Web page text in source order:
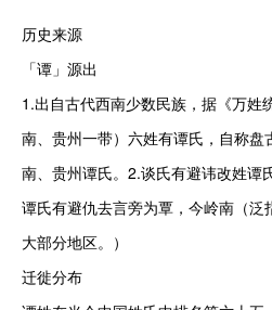
历史来源
「谭」源出
1.出自古代西南少数民族，据《万姓
南、贵州一带）六姓有谭氏，自称盘
南、贵州谭氏。2.谈氏有避讳改姓谭
谭氏有避仇去言旁为覃，今岭南（
大部分地区。）
迁徙分布